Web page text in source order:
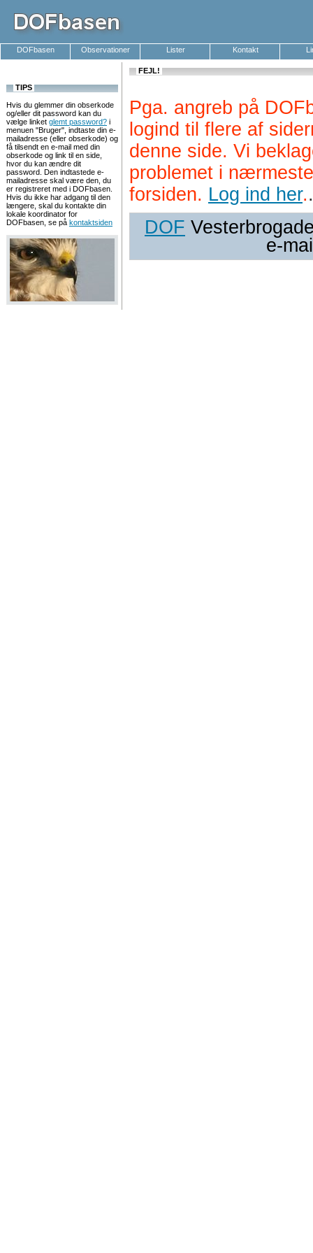
DOFbasen Observationer Lister Kontakt
TIPS
Hvis du glemmer din obserkode
og/eller dit password kan du
vælge linket glemt password? i
menuen "Bruger", indtaste din e-
mailadresse (eller obserkode) og
få tilsendt en e-mail med din
obserkode og link til en side,
hvor du kan ændre dit
password. Den indtastede e-
mailadresse skal være den, du
er registreret med i DOFbasen.
Hvis du ikke har adgang til den
længere, skal du kontakte din
lokale koordinator for
DOFbasen, se på kontaktsiden
FEJL!
Pga. angreb på
logind til flere af
denne side. Vi
problemet i
forsiden. Log ind her..
DOF
e-